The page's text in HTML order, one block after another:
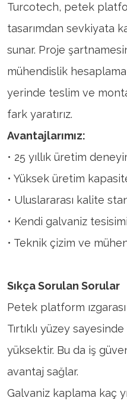
Turcotech, petek
tasarımdan sevkiyata
sunar. Proje
mühendislik
yerinde teslim ve
fark yaratırız.
Avantajlarımız:
• 25 yıllık üretim
• Yüksek üretim
• Uluslararası kalite
• Kendi galvaniz
• Teknik çizim ve
Sıkça Sorulan Sorular
Petek platform ızgarası
Tırtıklı yüzey
yüksektir. Bu da iş
avantaj sağlar.
Galvaniz kaplama kaç